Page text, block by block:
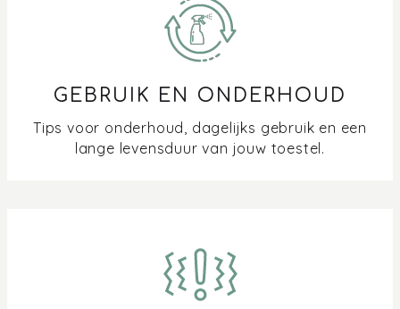
GEBRUIK EN ONDERHOUD
Tips voor onderhoud, dagelijks gebruik en een
lange levensduur van jouw toestel.